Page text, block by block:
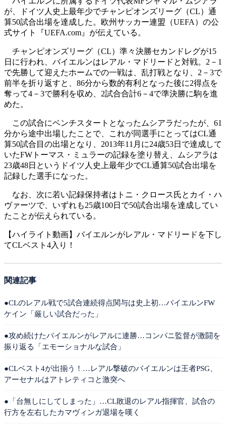
が、ドイツ人史上最年少でチャンピオンズリーグ（CL）通
算50試合出場を達成した。欧州サッカー連盟（UEFA）の公
式サイト『UEFA.com』が伝えている。
チャンピオンズリーグ（CL）準々決勝セカンドレグが15
日に行われ、バイエルンはレアル・マドリードと対戦。2－1
で先勝して迎えたホームでの一戦は、乱打戦となり、2－3で
前半を折り返すと、86分から数的有利となった後に2得点を
奪って4－3で勝利を収め、2試合合計6－4で準決勝に駒を進
めた。
この試合にベンチスタートとなったムシアラだったが、61
分から途中出場したことで、これが同選手にとってはCL通
算50試合目の出場となり、2013年11月に24歳53日で達成して
いたFWトーマス・ミュラーの記録を塗り替え、ムシアラは
23歳48日というドイツ人史上最年少でCL通算50試合出場を
記録した選手になった。
なお、次に若い記録保持者はトニ・クロース氏とカイ・ハ
ヴァーツで、いずれも25歳100日で50試合出場を達成してい
たことが伝えられている。
【ハイライト動画】バイエルンがレアル・マドリードを下し
てCLベスト4入り！
関連記事
●CLのレアル戦で5試合連続得点関与は史上初…バイエルンFW
ケイン「厳しい試合だった」
●攻め続けたバイエルンがレアルに連勝…コンパニ監督が激闘を
振り返る「エモーショナルな試合」
●CLベスト4が出揃う！…レアル撃破のバイエルンは王者PSG、
アーセナルはアトレティコと激突へ
●「台無しにしてしまった」…CL敗退のレアル指揮官、試合の
行方を左右したカマヴィンガ退場を嘆く